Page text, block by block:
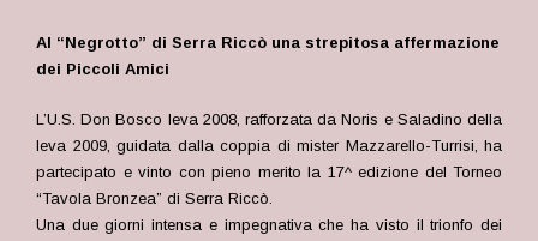
Al “Negrotto” di Serra Riccò una strepitosa affermazione
dei Piccoli Amici
L’U.S. Don Bosco leva 2008, rafforzata da Noris e Saladino della
leva 2009, guidata dalla coppia di mister Mazzarello-Turrisi, ha
partecipato e vinto con pieno merito la 17^ edizione del Torneo
“Tavola Bronzea” di Serra Riccò.
Una due giorni intensa e impegnativa che ha visto il trionfo dei